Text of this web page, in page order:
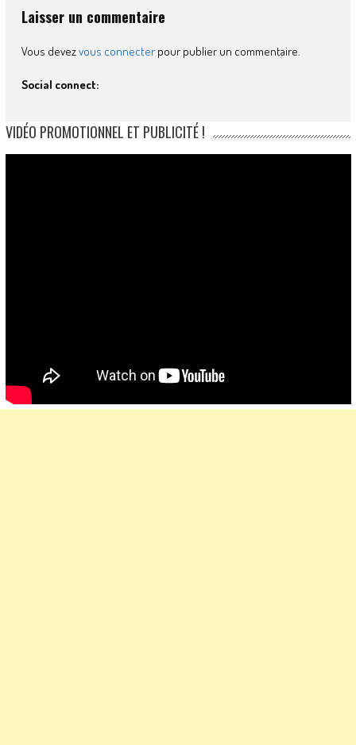
Laisser un commentaire
Vous devezvous connecterpour publier un commentaire.
Social connect:
VIDÉO PROMOTIONNEL ET PUBLICITÉ !